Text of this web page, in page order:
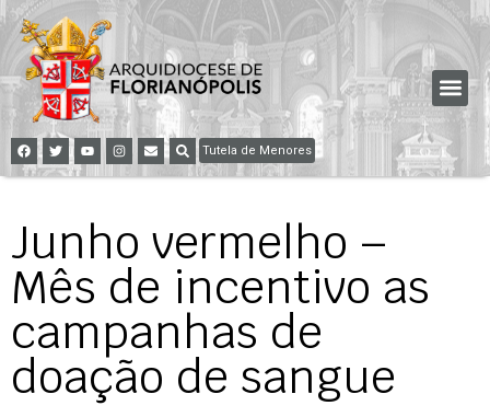
Tutela de Menores
Junho vermelho –
Mês de incentivo as
campanhas de
doação de sangue